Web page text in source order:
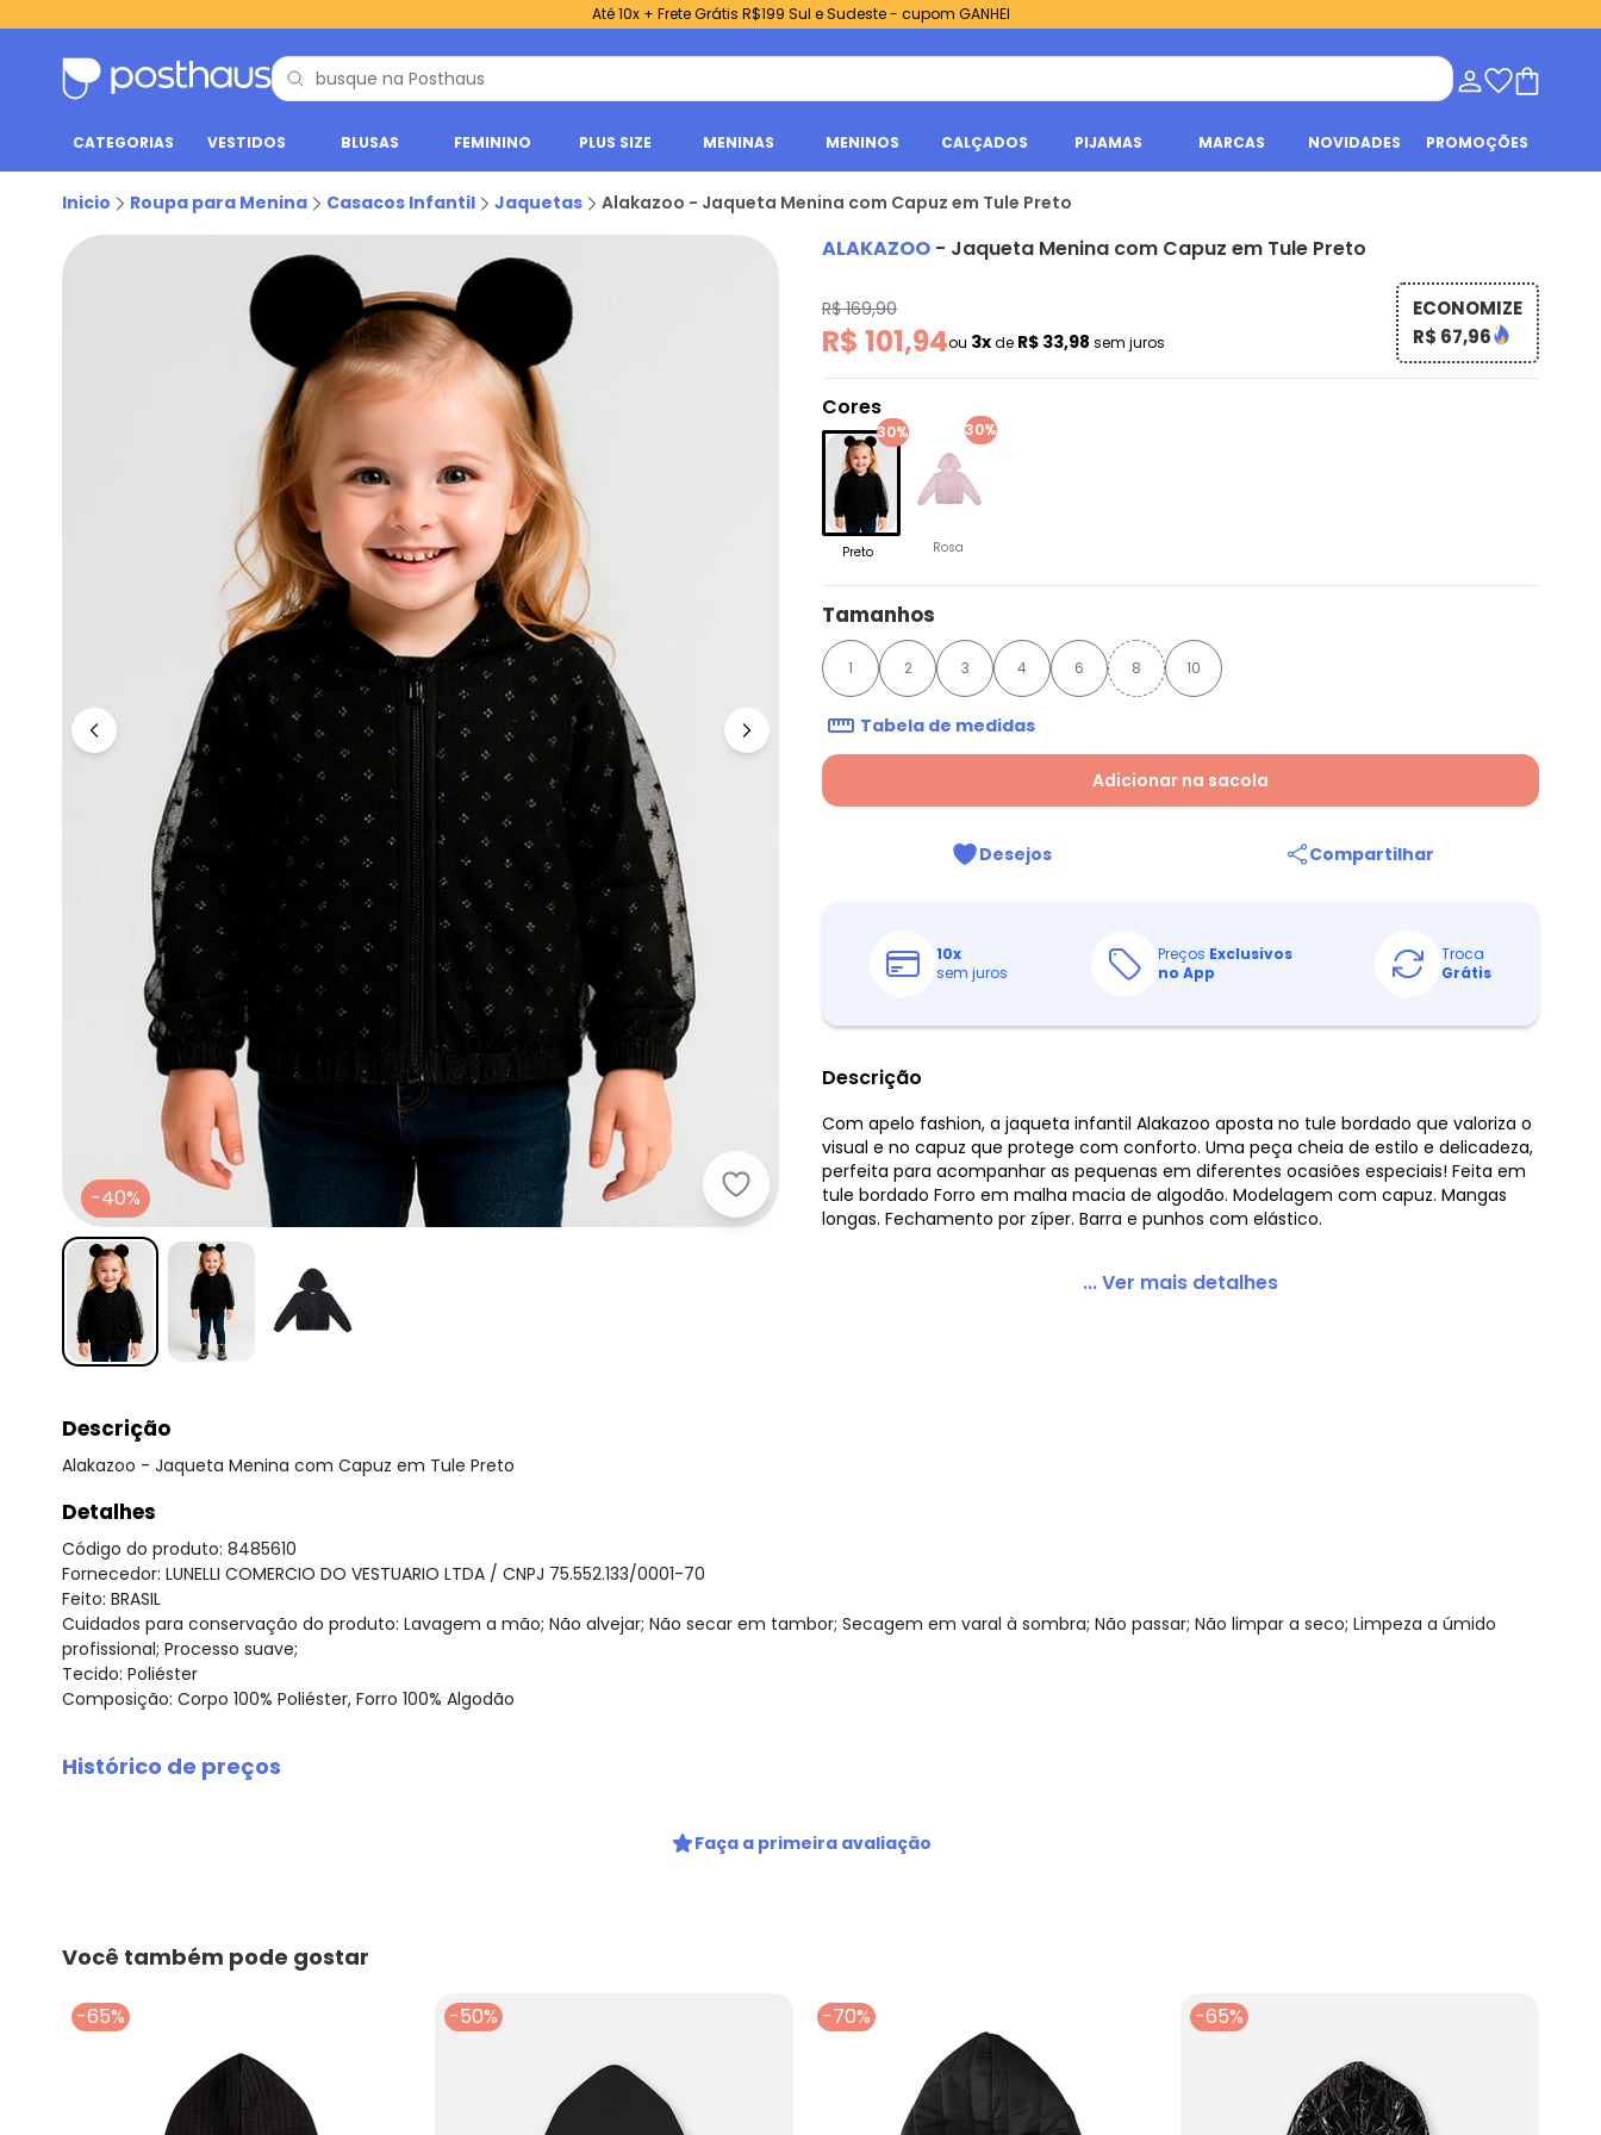
Até 10x + Frete Grátis R$199 Sul e Sudeste - cupom GANHEI
CATEGORIAS VESTIDOS BLUSAS FEMININO PLUS SIZE MENINAS MENINOS CALÇADOS PIJAMAS MARCAS NOVIDADES PROMOÇÕES
Inicio Roupa para Menina Casacos Infantil Jaquetas Alakazoo - Jaqueta Menina com Capuz em Tule Preto
Alakazoo - Jaqueta Menina com Capuz em Tule Preto
-40%
ALAKAZOO - Jaqueta Menina com Capuz em Tule Preto
R$ 169,90
R$ 101,94ou 3xde R$ 33,98 sem juros
ECONOMIZE
R$ 67,96
Cores
30%
Preto
30%
Rosa
Tamanhos
1 2 3 4 6 8 10
Tabela de medidas
Adicionar na sacola
Desejos Compartilhar
10x
sem juros
Preços Exclusivos
no App
Troca
Grátis
Descrição
Com apelo fashion, a jaqueta infantil Alakazoo aposta no tule bordado que valoriza o
visual e no capuz que protege com conforto. Uma peça cheia de estilo e delicadeza,
perfeita para acompanhar as pequenas em diferentes ocasiões especiais! Feita em
tule bordado Forro em malha macia de algodão. Modelagem com capuz. Mangas
longas. Fechamento por zíper. Barra e punhos com elástico.
... Ver mais detalhes
Descrição
Alakazoo - Jaqueta Menina com Capuz em Tule Preto
Detalhes
Código do produto: 8485610
Fornecedor: LUNELLI COMERCIO DO VESTUARIO LTDA / CNPJ 75.552.133/0001-70
Feito: BRASIL
Cuidados para conservação do produto: Lavagem a mão; Não alvejar; Não secar em tambor; Secagem em varal à sombra; Não passar; Não limpar a seco; Limpeza a úmido
profissional; Processo suave;
Tecido: Poliéster
Composição: Corpo 100% Poliéster, Forro 100% Algodão
Histórico de preços
abril/2026
fevereiro/2026
Faça a primeira avaliação
Você também pode gostar
-65% -50% -70% -65%